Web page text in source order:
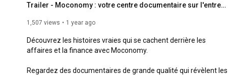
Trailer - Moconomy : votre centre documentaire sur l'entreprise et la finance
1,507 views 1 year ago
Découvrez les histoires vraies qui se cachent derrière les
affaires et la finance avec Moconomy.
Regardez des documentaires de grande qualité qui révèlent les